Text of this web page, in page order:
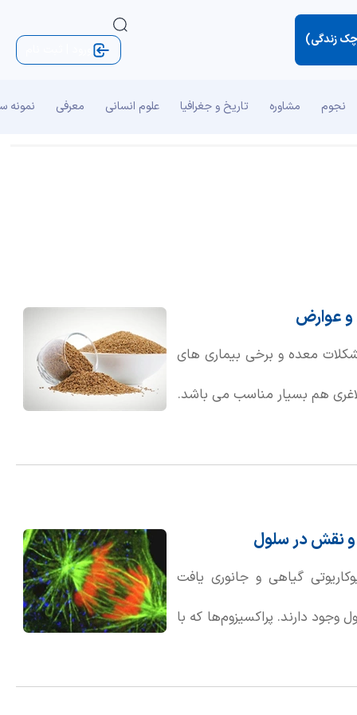
زندگی)
نجوم مشاوره تاریخ و جغرافیا علوم انسانی معرفی نمونه
و عوارض
معده و برخی بیماری های
هم بسیار مناسب می باشد.
و نقش در سلول
گیاهی و جانوری یافت
دارند. پراکسیزوم‌ها که با
شده‌اند و حاوی آنزیم‌هایی